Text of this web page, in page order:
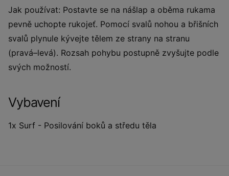
Jak používat: Postavte se na nášlap a oběma rukama
pevně uchopte rukojeť. Pomocí svalů nohou a břišních
svalů plynule kývejte tělem ze strany na stranu
(pravá–levá). Rozsah pohybu postupně zvyšujte podle
svých možností.
Vybavení
1x Surf - Posilování boků a středu těla